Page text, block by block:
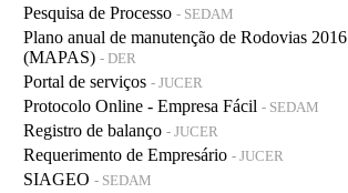
Pesquisa de Processo - SEDAM
Plano anual de manutenção de Rodovias 2016
(MAPAS) - DER
Portal de serviços - JUCER
Protocolo Online - Empresa Fácil - SEDAM
Registro de balanço - JUCER
Requerimento de Empresário - JUCER
SIAGEO - SEDAM